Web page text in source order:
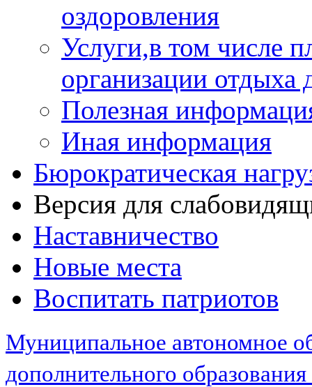
оздоровления
Услуги,в том числе
организации отдыха
Полезная
Иная информация
Бюрократическая
Версия для
Наставничество
Новые места
Воспитать патриотов
Муниципальное автономное
дополнительного образования